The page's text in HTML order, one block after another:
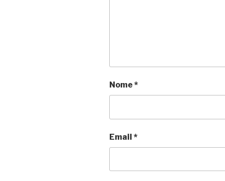
Nome*
Email *